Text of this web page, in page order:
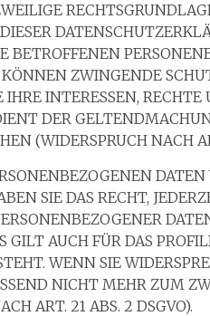
BETROFFENEN
ZWINGENDE
IHRE INTERESSEN,
DER
(WIDERSPRUCH NACH
SIE DAS RECHT,
GILT AUCH FÜR DAS
WENN SIE
NICHT MEHR ZUM
ART. 21 ABS. 2 DSGVO).